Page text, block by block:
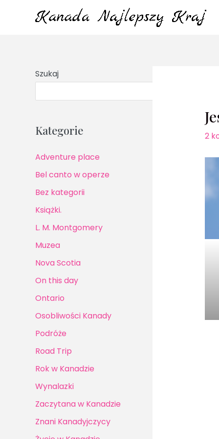
Szukaj
Kategorie
Adventure place
Bel canto w operze
Bez kategorii
Książki.
L. M. Montgomery
Muzea
Nova Scotia
On this day
Ontario
Osobliwości Kanady
Podróże
Road Trip
Rok w Kanadzie
Wynalazki
Zaczytana w Kanadzie
Znani Kanadyjczycy
2